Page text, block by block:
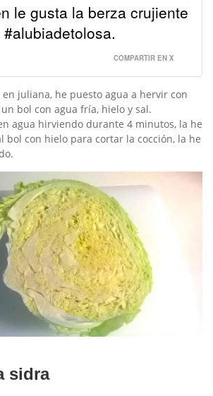
le gusta la berza crujiente
COMPARTIR EN X
juliana, he puesto agua a hervir con
bol con agua fría, hielo y sal.
agua hirviendo durante 4 minutos, la he
bol con hielo para cortar la cocción, la he
sidra